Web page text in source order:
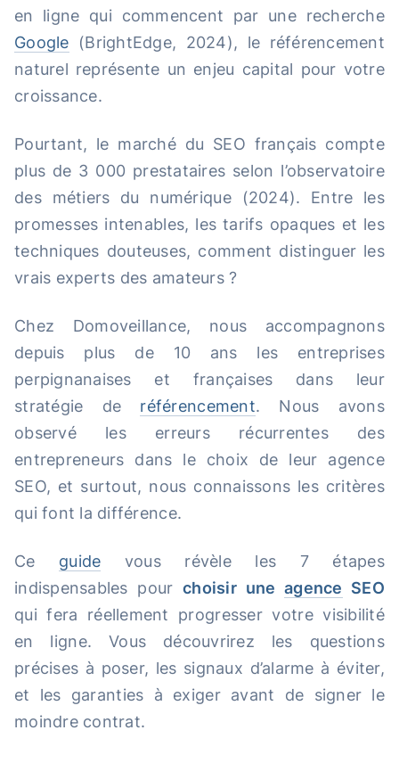
en ligne qui commencent par une recherche
Google (BrightEdge, 2024), le référencement
naturel représente un enjeu capital pour votre
croissance.
Pourtant, le marché du SEO français compte
plus de 3 000 prestataires selon l’observatoire
des métiers du numérique (2024). Entre les
promesses intenables, les tarifs opaques et les
techniques douteuses, comment distinguer les
vrais experts des amateurs ?
Chez Domoveillance, nous accompagnons
depuis plus de 10 ans les entreprises
perpignanaises et françaises dans leur
stratégie de référencement. Nous avons
observé les erreurs récurrentes des
entrepreneurs dans le choix de leur agence
SEO, et surtout, nous connaissons les critères
qui font la différence.
Ce guide vous révèle les 7 étapes
indispensables pourchoisir une agence SEO
qui fera réellement progresser votre visibilité
en ligne. Vous découvrirez les questions
précises à poser, les signaux d’alarme à éviter,
et les garanties à exiger avant de signer le
moindre contrat.